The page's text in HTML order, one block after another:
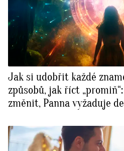
Jak si udobřit každé
způsobů, jak říct
změnit, Panna vyžaduje